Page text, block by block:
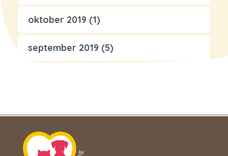
oktober 2019 (1)
september 2019 (5)